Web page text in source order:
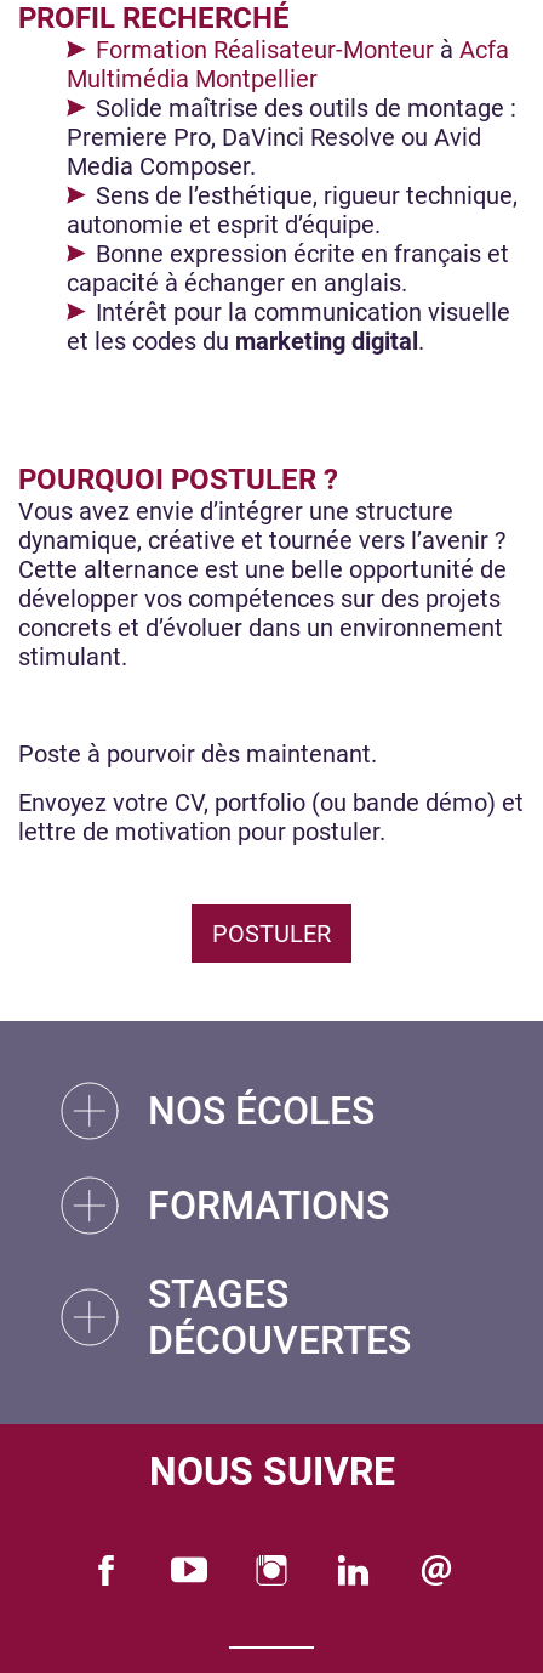
PROFIL RECHERCHÉ
Formation Réalisateur-Monteur à Acfa
Multimédia Montpellier
Solide maîtrise des outils de montage :
Premiere Pro, DaVinci Resolve ou Avid
Media Composer.
Sens de l’esthétique, rigueur technique,
autonomie et esprit d’équipe.
Bonne expression écrite en français et
capacité à échanger en anglais.
Intérêt pour la communication visuelle
et les codes du marketing digital .
POURQUOI POSTULER ?
Vous avez envie d’intégrer une structure
dynamique, créative et tournée vers l’avenir ?
Cette alternance est une belle opportunité de
développer vos compétences sur des projets
concrets et d’évoluer dans un environnement
stimulant.
Poste à pourvoir dès maintenant.
Envoyez votre CV, portfolio (ou bande démo) et
lettre de motivation pour postuler.
POSTULER
NOS ÉCOLES
FORMATIONS
STAGES
DÉCOUVERTES
NOUS SUIVRE